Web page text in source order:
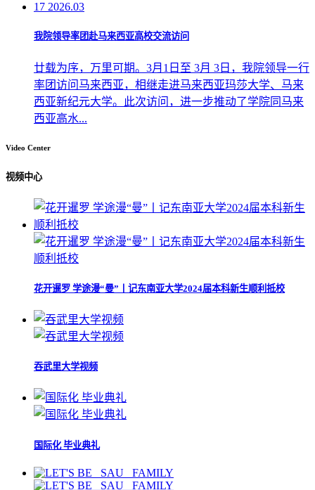
17 2026.03
我院领导率团赴马来西亚高校交流访问
廿载为序，万里可期。3月1日至 3月 3日，我院领导一行
率团访问马来西亚，相继走进马来西亚玛莎大学、马来
西亚新纪元大学。此次访问，进一步推动了学院同马来
西亚高水...
Video Center
视频中心
花开暹罗 学途漫“曼”丨记东南亚大学2024届本科新生顺利抵校
吞武里大学视频
国际化 毕业典礼